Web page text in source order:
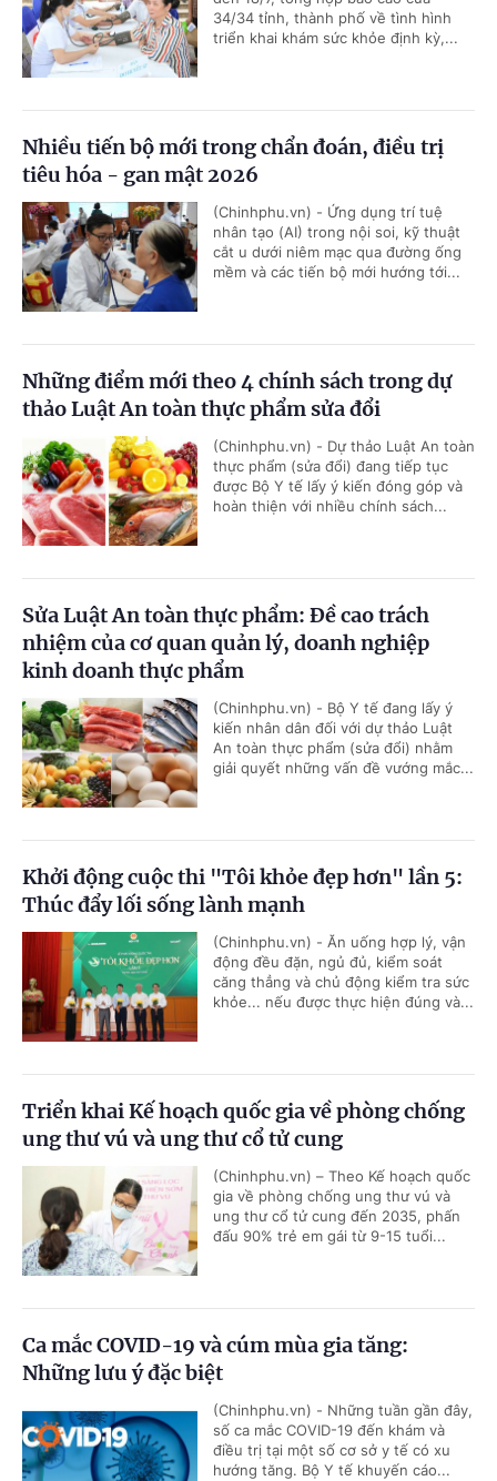
34/34 tỉnh, thành phố về tình hình
triển khai khám sức khỏe định kỳ,...
Nhiều tiến bộ mới trong chẩn đoán, điều trị
tiêu hóa - gan mật 2026
(Chinhphu.vn) - Ứng dụng trí tuệ
nhân tạo (AI) trong nội soi, kỹ thuật
cắt u dưới niêm mạc qua đường ống
mềm và các tiến bộ mới hướng tới...
Những điểm mới theo 4 chính sách trong dự
thảo Luật An toàn thực phẩm sửa đổi
(Chinhphu.vn) - Dự thảo Luật An toàn
thực phẩm (sửa đổi) đang tiếp tục
được Bộ Y tế lấy ý kiến đóng góp và
hoàn thiện với nhiều chính sách...
Sửa Luật An toàn thực phẩm: Đề cao trách
nhiệm của cơ quan quản lý, doanh nghiệp
kinh doanh thực phẩm
(Chinhphu.vn) - Bộ Y tế đang lấy ý
kiến nhân dân đối với dự thảo Luật
An toàn thực phẩm (sửa đổi) nhằm
giải quyết những vấn đề vướng mắc...
Khởi động cuộc thi "Tôi khỏe đẹp hơn" lần 5:
Thúc đẩy lối sống lành mạnh
(Chinhphu.vn) - Ăn uống hợp lý, vận
động đều đặn, ngủ đủ, kiểm soát
căng thẳng và chủ động kiểm tra sức
khỏe... nếu được thực hiện đúng và...
Triển khai Kế hoạch quốc gia về phòng chống
ung thư vú và ung thư cổ tử cung
(Chinhphu.vn) – Theo Kế hoạch quốc
gia về phòng chống ung thư vú và
ung thư cổ tử cung đến 2035, phấn
đấu 90% trẻ em gái từ 9-15 tuổi...
Ca mắc COVID-19 và cúm mùa gia tăng:
Những lưu ý đặc biệt
(Chinhphu.vn) - Những tuần gần đây,
số ca mắc COVID-19 đến khám và
điều trị tại một số cơ sở y tế có xu
hướng tăng. Bộ Y tế khuyến cáo...